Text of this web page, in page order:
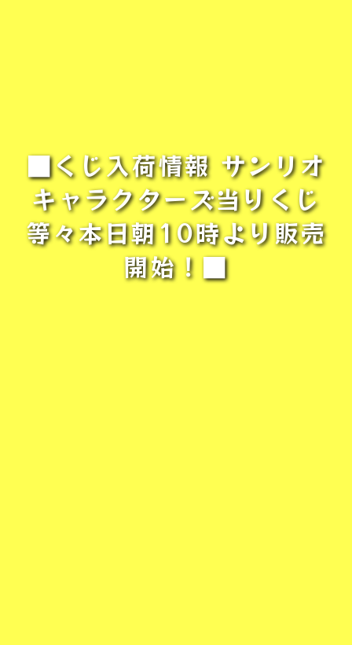
■くじ入荷情報 サンリオ
キャラクターズ当りくじ
等々本日朝10時より販売
開始！■